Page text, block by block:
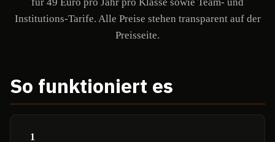
Institutions-Tarife. Alle Preise stehen transparent auf der
Preisseite.
So funktioniert es
1